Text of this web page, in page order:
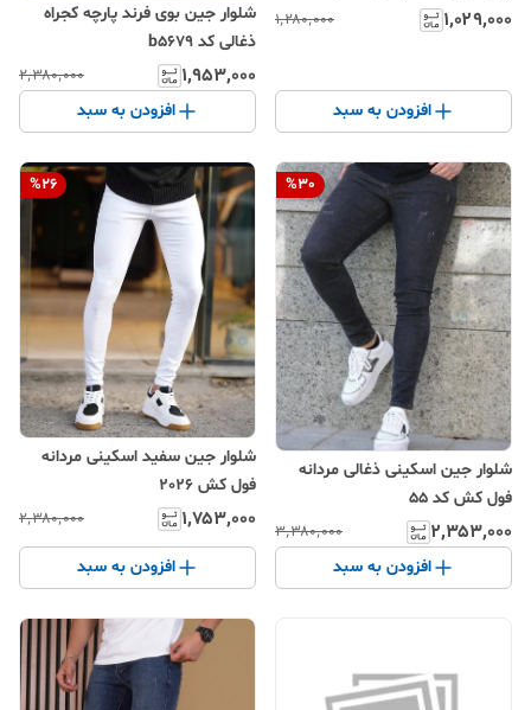
۱٬۰۲۹٬۰۰۰ ۱٬۲۸۰٬۰۰۰
افزودن به سبد
شلوار جین بوی فرند پارچه کجراه
ذغالی کد b5679
۱٬۹۵۳٬۰۰۰ ۲٬۳۸۰٬۰۰۰
افزودن به سبد
%30
شلوار جین اسکینی ذغالی مردانه
فول کش کد 55
۲٬۳۵۳٬۰۰۰ ۳٬۳۸۰٬۰۰۰
افزودن به سبد
%26
شلوار جین سفید اسکینی مردانه
فول کش 2026
۱٬۷۵۳٬۰۰۰ ۲٬۳۸۰٬۰۰۰
افزودن به سبد